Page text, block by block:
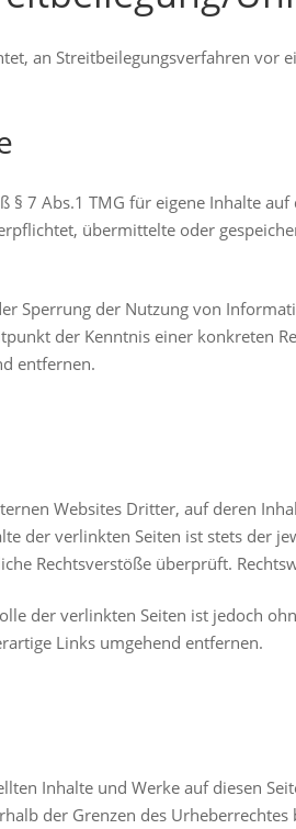
an Streitbeilegungsverfahren vor
§ 7 Abs.1 TMG für eigene Inhalte
übermittelte oder
Sperrung der Nutzung von
der Kenntnis einer konkreten
entfernen.
Websites Dritter, auf deren
der verlinkten Seiten ist stets der
Rechtsverstöße überprüft.
der verlinkten Seiten ist jedoch
Links umgehend entfernen.
Inhalte und Werke auf diesen
der Grenzen des